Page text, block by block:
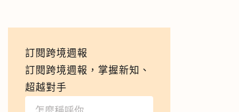
訂閱跨境週報
訂閱跨境週報，掌握新知、
超越對手